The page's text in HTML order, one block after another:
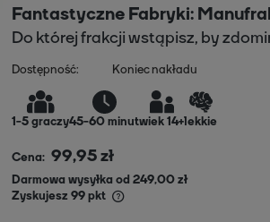
Fantastyczne Fabryki:
Do której frakcji wstąpisz, by
Dostępność: Koniec nakładu
1-5graczy45-60 minutwiek 14+lekkie
Cena: 99,95 zł
Darmowa wysyłka od 249,00 zł
Zyskujesz99pkt